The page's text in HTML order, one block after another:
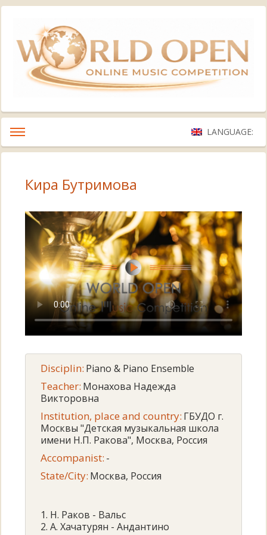
LANGUAGE:
Кира Бутримова
Disciplin: Piano & Piano Ensemble
Teacher: Монахова Надежда
Викторовна
Institution, place and country: ГБУДО г.
Москвы "Детская музыкальная школа
имени Н.П. Ракова", Москва, Россия
Accompanist: -
State/City: Москва, Россия
1. Н. Раков - Вальс
2. А. Хачатурян - Андантино